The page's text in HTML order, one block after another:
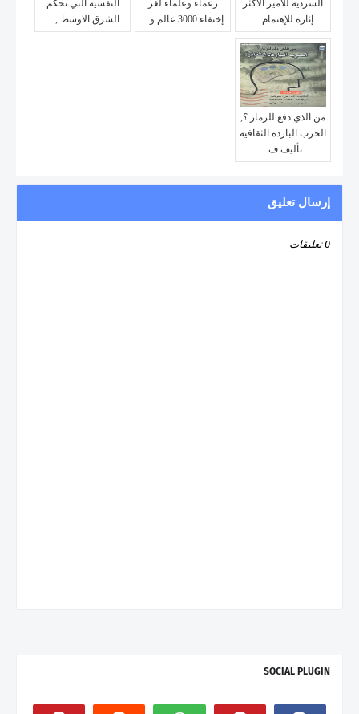
السردية للأمير الأكثر
إثارة للإهتمام ...
زعماء وعلماء لغز
إختفاء 3000 عالم و...
النفسية التي تحكم
الشرق الاوسط , ...
من الذي دفع للزمار ؟,
الحرب الباردة الثقافية
. تأليف ف ...
إرسال تعليق
0 تعليقات
SOCIAL PLUGIN